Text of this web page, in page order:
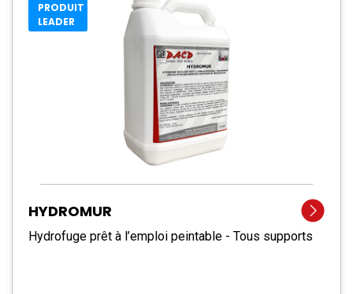
PRODUIT
LEADER
HYDROMUR
Hydrofuge prêt à l’emploi peintable - Tous supports